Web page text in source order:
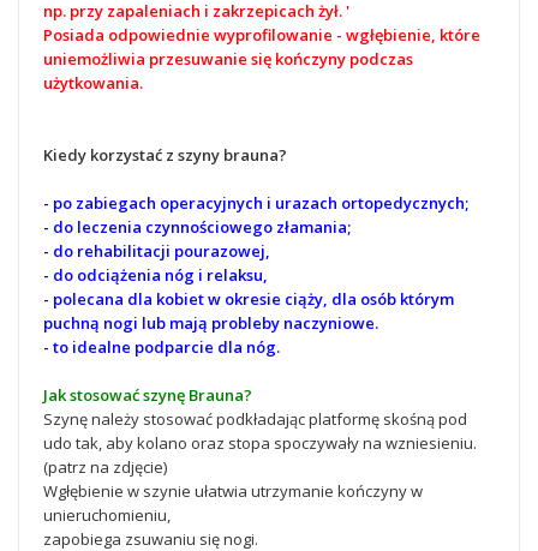
np. przy zapaleniach i zakrzepicach żył. '
Posiada odpowiednie wyprofilowanie - wgłębienie, które
uniemożliwia przesuwanie się kończyny podczas
użytkowania.
Kiedy korzystać z szyny brauna?
- po zabiegach operacyjnych i urazach ortopedycznych;
- do leczenia czynnościowego złamania;
- do rehabilitacji pourazowej,
- do odciążenia nóg i relaksu,
- polecana dla kobiet w okresie ciąży, dla osób którym
puchną nogi lub mają probleby naczyniowe.
- to idealne podparcie dla nóg.
Jak stosować szynę Brauna?
Szynę należy stosować podkładając platformę skośną pod
udo tak, aby kolano oraz stopa spoczywały na wzniesieniu.
(patrz na zdjęcie)
Wgłębienie w szynie ułatwia utrzymanie kończyny w
unieruchomieniu,
zapobiega zsuwaniu się nogi.